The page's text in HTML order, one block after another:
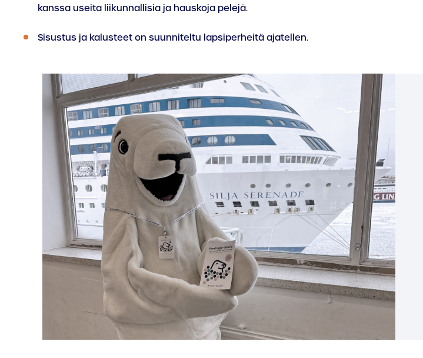
kanssa useita liikunnallisia ja hauskoja pelejä.
Sisustus ja kalusteet on suunniteltu lapsiperheitä ajatellen.